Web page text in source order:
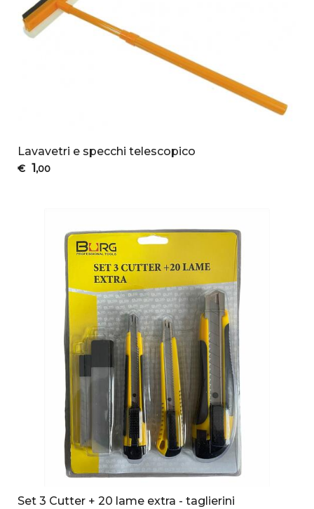
Lavavetri e specchi telescopico
€ 1 ,00
Set 3 Cutter + 20 lame extra - taglierini